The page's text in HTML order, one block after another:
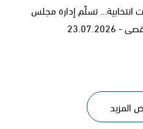
انتخابية… تسلّم إدارة مجلس
المزيد